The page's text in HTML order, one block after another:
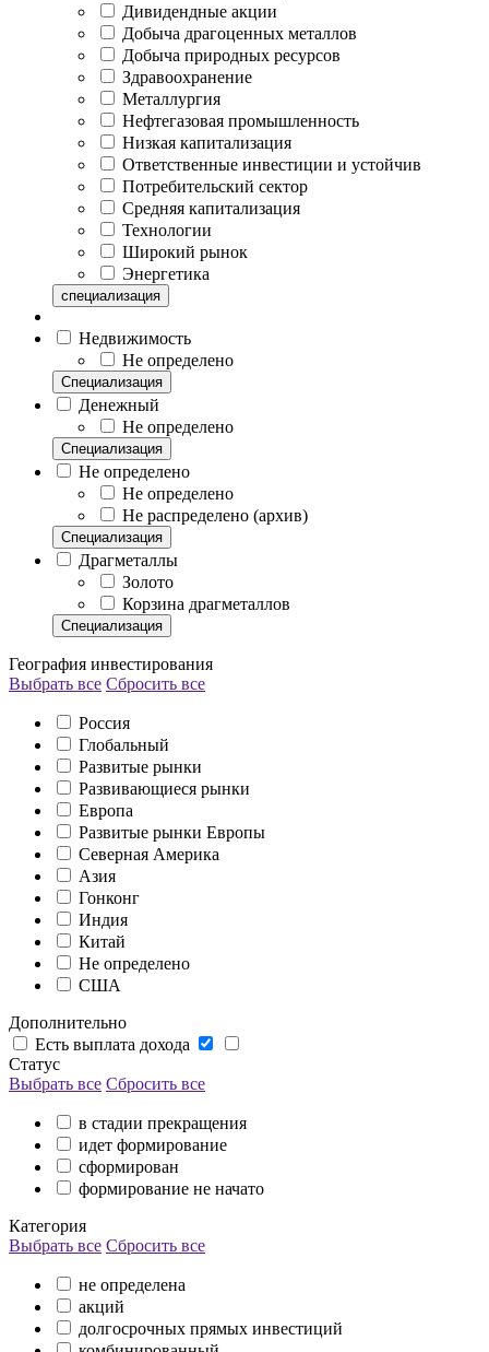
Дивидендные акции
Добыча драгоценных металлов
Добыча природных ресурсов
Здравоохранение
Металлургия
Нефтегазовая промышленность
Низкая капитализация
Ответственные инвестиции и устойчив
Потребительский сектор
Средняя капитализация
Технологии
Широкий рынок
Энергетика
специализация
Недвижимость
Не определено
Специализация
Денежный
Не определено
Специализация
Не определено
Не определено
Не распределено (архив)
Специализация
Драгметаллы
Золото
Корзина драгметаллов
Специализация
География инвестирования
Выбрать все Сбросить все
Россия
Глобальный
Развитые рынки
Развивающиеся рынки
Европа
Развитые рынки Европы
Северная Америка
Азия
Гонконг
Индия
Китай
Не определено
США
Дополнительно
Есть выплата дохода
Статус
Выбрать все Сбросить все
в стадии прекращения
идет формирование
сформирован
формирование не начато
Категория
Выбрать все Сбросить все
не определена
акций
долгосрочных прямых инвестиций